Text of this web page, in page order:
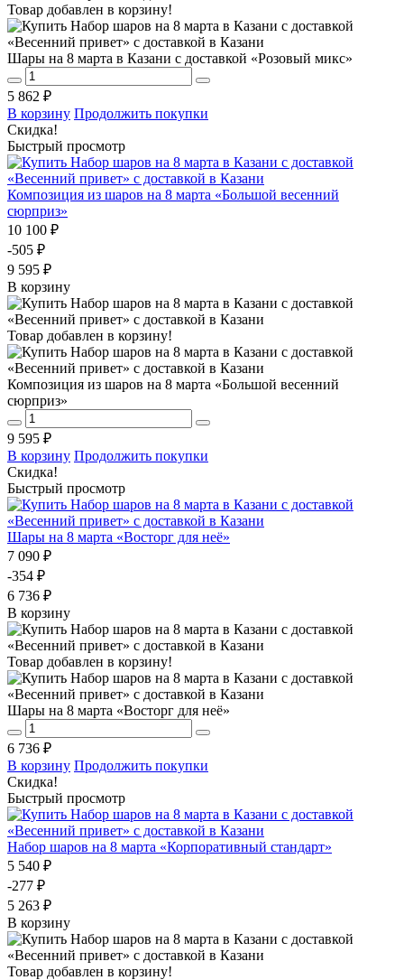
Товар добавлен в корзину!
Шары на 8 марта в Казани с доставкой «Розовый микс»
5 862 ₽
В корзину Продолжить покупки
Скидка!
Быстрый просмотр
Композиция из шаров на 8 марта «Большой весенний
сюрприз»
10 100 ₽
-505 ₽
9 595 ₽
В корзину
Товар добавлен в корзину!
Композиция из шаров на 8 марта «Большой весенний
сюрприз»
9 595 ₽
В корзину Продолжить покупки
Скидка!
Быстрый просмотр
Шары на 8 марта «Восторг для неё»
7 090 ₽
-354 ₽
6 736 ₽
В корзину
Товар добавлен в корзину!
Шары на 8 марта «Восторг для неё»
6 736 ₽
В корзину Продолжить покупки
Скидка!
Быстрый просмотр
Набор шаров на 8 марта «Корпоративный стандарт»
5 540 ₽
-277 ₽
5 263 ₽
В корзину
Товар добавлен в корзину!